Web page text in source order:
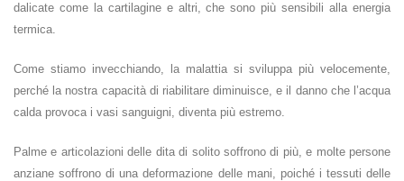
dalicate come la cartilagine e altri, che sono più sensibili alla energia
termica.
Come stiamo invecchiando, la malattia si sviluppa più velocemente,
perché la nostra capacità di riabilitare diminuisce, e il danno che l’acqua
calda provoca i vasi sanguigni, diventa più estremo.
Palme e articolazioni delle dita di solito soffrono di più, e molte persone
anziane soffrono di una deformazione delle mani, poiché i tessuti delle